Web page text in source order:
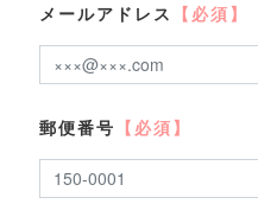
メールアドレス 【必須】
郵便番号 【必須】